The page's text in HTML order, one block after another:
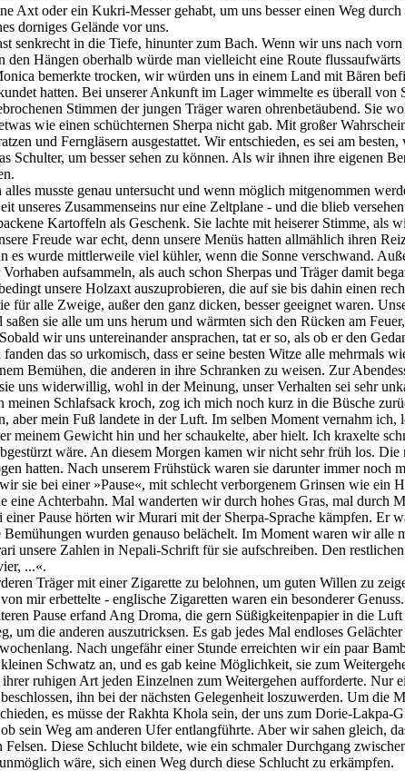
Axt oder ein Kukri-Messer gehabt, um uns besser einen Weg
dorniges Gelände vor uns.
senkrecht in die Tiefe, hinunter zum Bach. Wenn wir uns nach
Hängen oberhalb würde man vielleicht eine Route
bemerkte trocken, wir würden uns in einem Land mit Bären
hatten. Bei unserer Ankunft im Lager wimmelte es überall
Stimmen der jungen Träger waren ohrenbetäubend. Sie
wie einen schüchternen Sherpa nicht gab. Mit großer
und Ferngläsern ausgestattet. Wir entschieden, es sei am
Schulter, um besser sehen zu können. Als wir ihnen ihre eigenen
alles musste genau untersucht und wenn möglich mitgenommen
unseres Zusammenseins nur eine Zeltplane - und die blieb
Kartoffeln als Geschenk. Sie lachte mit heiserer Stimme,
Freude war echt, denn unsere Menüs hatten allmählich ihren
es wurde mittlerweile viel kühler, wenn die Sonne verschwand.
aufsammeln, als auch schon Sherpas und Träger damit
unsere Holzaxt auszuprobieren, die auf sie bis dahin einen
für alle Zweige, außer den ganz dicken, besser geeignet waren.
sie alle um uns herum und wärmten sich den Rücken am
wir uns untereinander ansprachen, tat er so, als ob er den
das so urkomisch, dass er seine besten Witze alle
Bemühen, die anderen in ihre Schranken zu weisen. Zur
uns widerwillig, wohl in der Meinung, unser Verhalten sei sehr
Schlafsack kroch, zog ich mich noch kurz in die Büsche
aber mein Fuß landete in der Luft. Im selben Moment vernahm
meinem Gewicht hin und her schaukelte, aber hielt. Ich kraxelte
wäre. An diesem Morgen kamen wir nicht sehr früh los.
hatten. Nach unserem Frühstück waren sie darunter immer
sie bei einer »Pause«, mit schlecht verborgenem Grinsen wie
eine Achterbahn. Mal wanderten wir durch hohes Gras, mal durch
einer Pause hörten wir Murari mit der Sherpa-Sprache kämpfen.
wurden genauso belächelt. Im Moment waren wir
unsere Zahlen in Nepali-Schrift für sie aufschreiben. Den
...«.
Träger mit einer Zigarette zu belohnen, um guten Willen zu
mir erbettelte - englische Zigaretten waren ein besonderer
Pause erfand Ang Droma, die gern Süßigkeitenpapier in die
um die anderen auszutricksen. Es gab jedes Mal endloses
Nach ungefähr einer Stunde erreichten wir ein paar
Schwatz an, und es gab keine Möglichkeit, sie zum
ruhigen Art jeden Einzelnen zum Weitergehen aufforderte.
ihn bei der nächsten Gelegenheit loszuwerden. Um
es müsse der Rakhta Khola sein, der uns zum Dorie-
sein Weg am anderen Ufer entlangführte. Aber wir sahen
Felsen. Diese Schlucht bildete, wie ein schmaler Durchgang
wäre, sich einen Weg durch diese Schlucht zu erkämpfen.